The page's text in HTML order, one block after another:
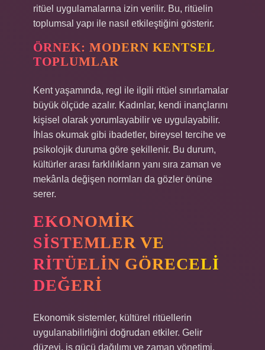
ritüel uygulamalarına izin verilir. Bu, ritüelin
toplumsal yapı ile nasıl etkileştiğini gösterir.
ÖRNEK: MODERN KENTSEL
TOPLUMLAR
Kent yaşamında, regl ile ilgili ritüel sınırlamalar
büyük ölçüde azalır. Kadınlar, kendi inançlarını
kişisel olarak yorumlayabilir ve uygulayabilir.
İhlas okumak gibi ibadetler, bireysel tercihe ve
psikolojik duruma göre şekillenir. Bu durum,
kültürler arası farklılıkların yanı sıra zaman ve
mekânla değişen normları da gözler önüne
serer.
EKONOMIK
SISTEMLER VE
RITÜELIN GÖRECELI
DEĞERI
Ekonomik sistemler, kültürel ritüellerin
uygulanabilirliğini doğrudan etkiler. Gelir
düzeyi, iş gücü dağılımı ve zaman yönetimi,